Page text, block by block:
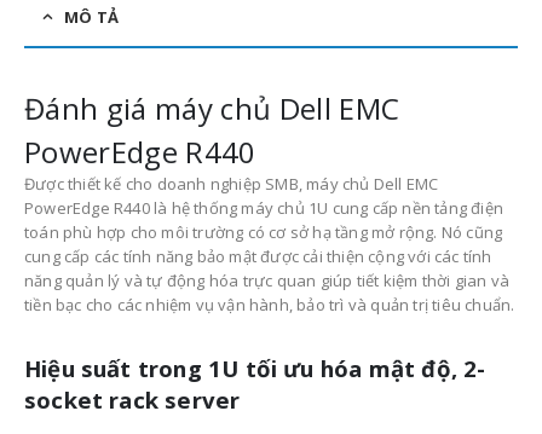
MÔ TẢ
Đánh giá máy chủ Dell EMC
PowerEdge R440
Được thiết kế cho doanh nghiệp SMB, máy chủ Dell EMC
PowerEdge R440 là hệ thống máy chủ 1U cung cấp nền tảng điện
toán phù hợp cho môi trường có cơ sở hạ tầng mở rộng. Nó cũng
cung cấp các tính năng bảo mật được cải thiện cộng với các tính
năng quản lý và tự động hóa trực quan giúp tiết kiệm thời gian và
tiền bạc cho các nhiệm vụ vận hành, bảo trì và quản trị tiêu chuẩn.
Hiệu suất trong 1U tối ưu hóa mật độ, 2-
socket rack server